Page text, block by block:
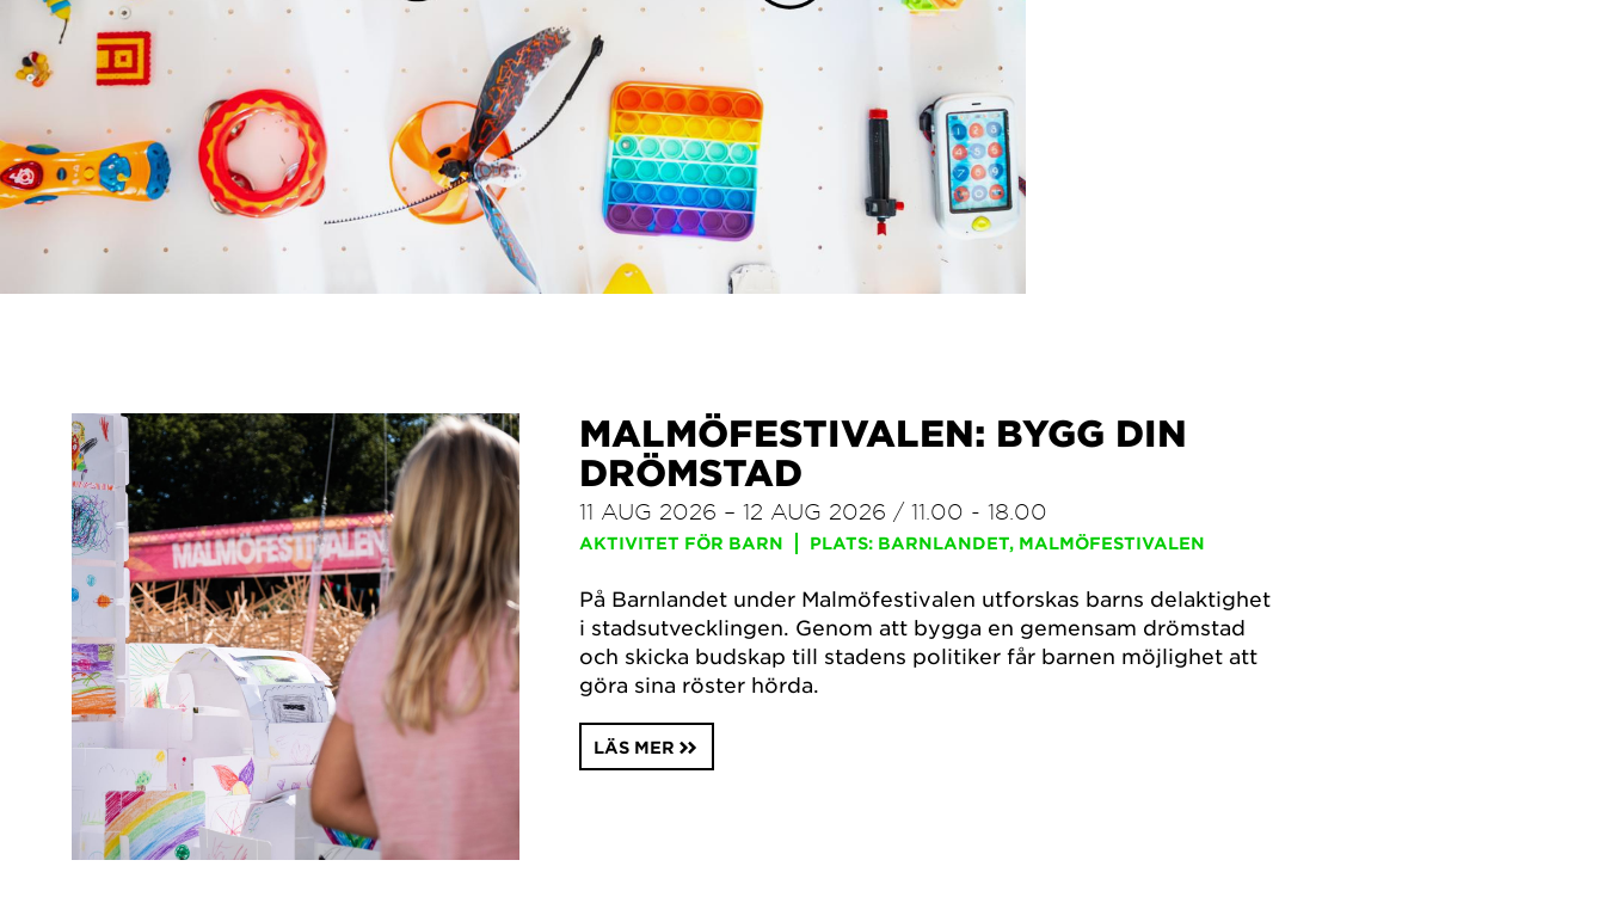
MALMÖFESTIVALEN: BYGG DIN
DRÖMSTAD
11 AUG 2026 – 12 AUG 2026 / 11.00 - 18.00
AKTIVITET FÖR BARN PLATS: BARNLANDET, MALMÖFESTIVALEN
På Barnlandet under Malmöfestivalen utforskas barns delaktighet
i stadsutvecklingen. Genom att bygga en gemensam drömstad
och skicka budskap till stadens politiker får barnen möjlighet att
göra sina röster hörda.
LÄS MER